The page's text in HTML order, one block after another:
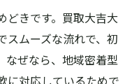
現する時短整理テ
却の極意
額査定を狙うコツ
どきです。買取大吉大
スムーズな流れで、初
なぜなら、地域密着型
に対応しているためで